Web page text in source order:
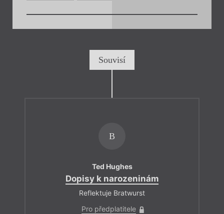
Souvisí
B
Ted Hughes
Dopisy k narozeninám
Reflektuje Bratwurst
Pro předplatitele